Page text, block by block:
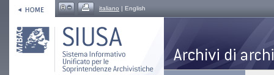
italiano | English